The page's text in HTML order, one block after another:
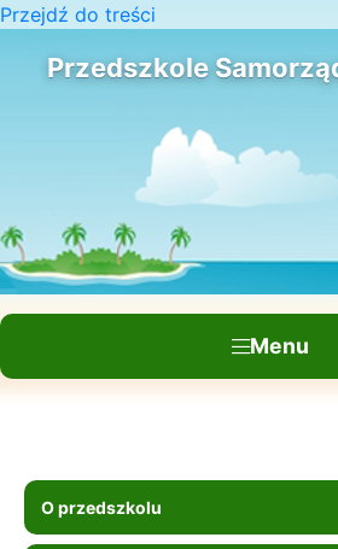
Przejdź do treści
Przedszkole
Menu
O przedszkolu